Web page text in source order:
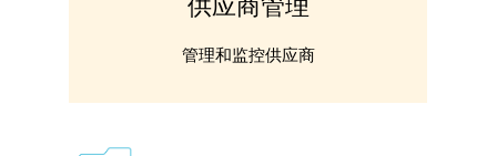
供应商管理
管理和监控供应商